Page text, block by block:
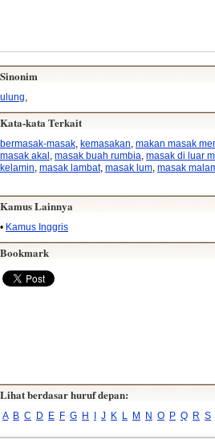
Sinonim
ulung
Kata-kata Terkait
bermasak-masak, kemasakan, makan masak
masak akal , masak buah rumbia, masak di luar
kelamin, masak lambat, masak lum, masak
Kamus Lainnya
• Kamus Inggris
Bookmark
Lihat berdasar huruf depan:
A B C D E F G H I J K L M N O P Q R S